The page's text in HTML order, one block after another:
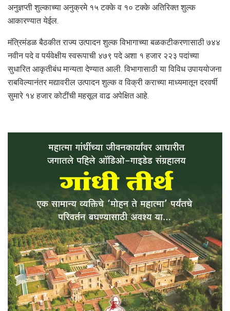
अनुज्ञप्ती शुल्काच्या अनुक्रमे १५ टक्के व १० टक्के अतिरिक्त शुल्क
आकारण्यात येईल.
मंत्रिमंडळ बैठकीत राज्य उत्पादन शुल्क विभागाच्या बळकटीकरणासाठी ७४४
नवीन पदे व पर्यवेक्षीय स्वरूपाची ४७९ पदे अशा १ हजार २२३ पदांच्या
सुधारित आकृतीबंध मान्यता देण्यात आली. विभागासाठी या विविध उपाययोजना
राबविल्यानंतर मद्यावरील उत्पादन शुल्क व विक्री कराच्या माध्यमातून दरवर्षी
सुमारे १४ हजार कोटींची महसूल वाढ अपेक्षित आहे.